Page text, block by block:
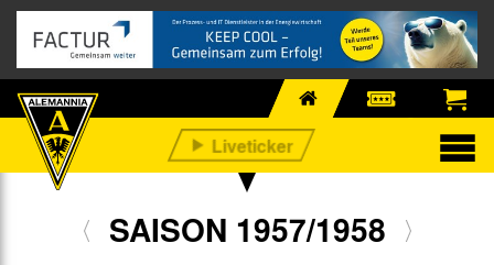
SAISON 1957/1958